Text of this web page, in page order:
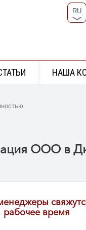
RU
НАША
ООО в
рабочее время